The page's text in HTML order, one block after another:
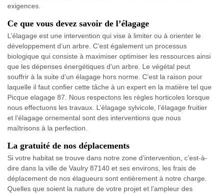
exigences.
Ce que vous devez savoir de l’élagage
L’élagage est une intervention qui vise à limiter ou à orienter le
développement d’un arbre. C’est également un processus
biologique qui consiste à maximiser optimiser les ressources ainsi
que les dépenses énergétiques d’un arbre. Le végétal peut
souffrir à la suite d’un élagage hors norme. C’est la raison pour
laquelle il faut confier cette tâche à un expert en la matière tel que
Picque elagage 87. Nous respectons les règles horticoles lorsque
nous effectuons les travaux. L’élagage sylvicole, l’élagage fruitier
et l’élagage ornemental sont des interventions que nous
maîtrisons à la perfection.
La gratuité de nos déplacements
Si votre habitat se trouve dans notre zone d’intervention, c’est-à-
dire dans la ville de Vaulry 87140 et ses environs, les frais de
déplacement de nos élagueurs sont entièrement à notre charge.
Quelles que soient la nature de votre projet et l’ampleur des